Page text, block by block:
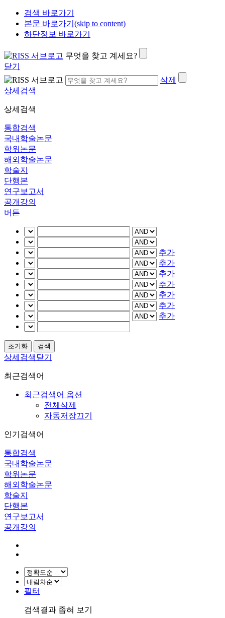
검색 바로가기
본문 바로가기(skip to content)
하단정보 바로가기
무엇을 찾고 계세요?
닫기
삭제
상세검색
상세검색
통합검색
국내학술논문
학위논문
해외학술논문
학술지
단행본
연구보고서
공개강의
버튼
추가
추가
추가
추가
추가
추가
추가
상세검색닫기
최근검색어
최근검색어 옵션
전체삭제
자동저장끄기
인기검색어
통합검색
국내학술논문
학위논문
해외학술논문
학술지
단행본
연구보고서
공개강의
필터
검색결과 좁혀 보기